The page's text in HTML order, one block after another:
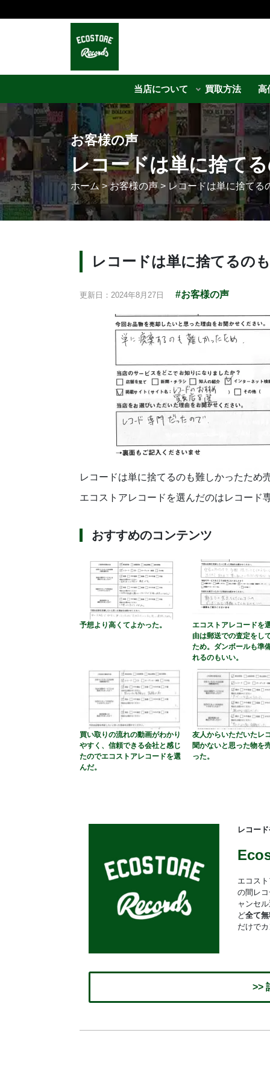
当店について 買取方法 高
お客様の声
レコードは単に捨て
ホーム>お客様の声> レコードは単に捨てる
レコードは単に捨てるの
更新日：2024年8月27日 #お客様の声
レコードは単に捨てるのも難しかったため
エコストアレコードを選んだのはレコード
おすすめのコンテンツ
予想より高くてよかった。
エコストアレコードを
由は郵送での査定をし
ため。ダンボールも準
れるのもいい。
買い取りの流れの動画がわかり
やすく、信頼できる会社と感じ
たのでエコストアレコードを選
んだ。
友人からいただいたレ
聞かないと思った物を
った。
レコー
エコス
の間レ
ャンセ
ど全て無
だけで
>>